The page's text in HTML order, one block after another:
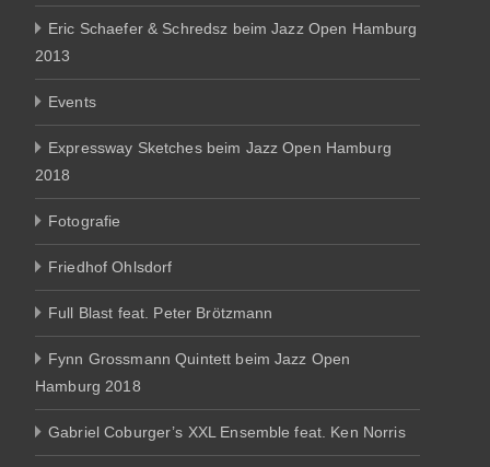
Eric Schaefer & Schredsz beim Jazz Open Hamburg
2013
Events
Expressway Sketches beim Jazz Open Hamburg
2018
Fotografie
Friedhof Ohlsdorf
Full Blast feat. Peter Brötzmann
Fynn Grossmann Quintett beim Jazz Open
Hamburg 2018
Gabriel Coburger’s XXL Ensemble feat. Ken Norris